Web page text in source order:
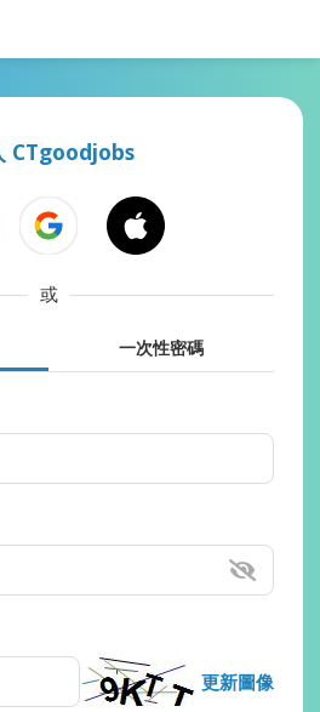
CTgoodjobs
或
一次性密碼
更新圖像